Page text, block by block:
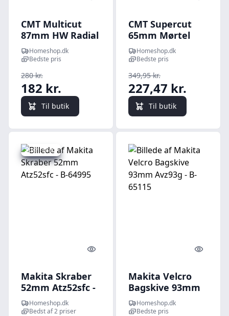
CMT Multicut
87mm HW Radial
Murværk -
OMM22-X1
Homeshop.dk
Bedste pris
280 kr.
182 kr.
Til butik
CMT Supercut
65mm Mørtel
HM Murværk -
OMS29-X1
Homeshop.dk
Bedste pris
349,95 kr.
227,47 kr.
Til butik
Spar -18 kr.
Quick look
Makita Skraber
52mm Atz52sfc -
B-64995
Homeshop.dk
Bedst af 2 priser
Quick
Makita Velcro
Bagskive 93mm
Avz93g - B-65115
Homeshop.dk
Bedste pris